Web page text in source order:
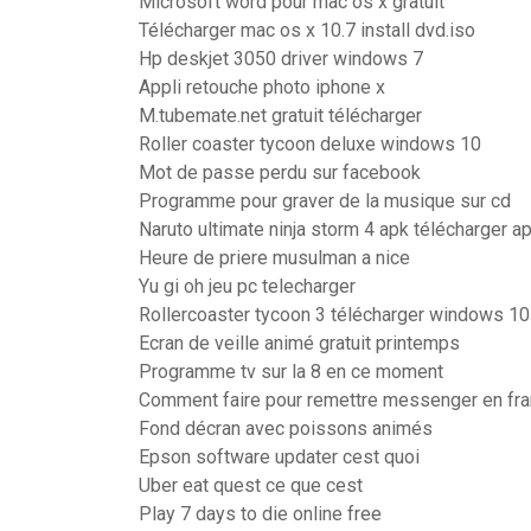
Télécharger mac os x 10.7 install dvd.iso
Hp deskjet 3050 driver windows 7
Appli retouche photo iphone x
M.tubemate.net gratuit télécharger
Roller coaster tycoon deluxe windows 10
Mot de passe perdu sur facebook
Programme pour graver de la musique sur cd
Naruto ultimate ninja storm 4 apk télécharger
Heure de priere musulman a nice
Yu gi oh jeu pc telecharger
Rollercoaster tycoon 3 télécharger windows 10
Ecran de veille animé gratuit printemps
Programme tv sur la 8 en ce moment
Comment faire pour remettre messenger en
Fond décran avec poissons animés
Epson software updater cest quoi
Uber eat quest ce que cest
Play 7 days to die online free